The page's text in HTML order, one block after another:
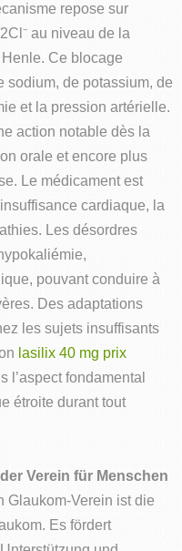
repose sur
au niveau de la
Ce blocage
sodium, de potassium, de
et la pression artérielle.
action notable dès la
orale et encore plus
Le médicament est
cardiaque, la
Les désordres
pouvant conduire à
Des adaptations
les sujets insuffisants
lasilix 40 mg prix
l’aspect fondamental
étroite durant tout
Verein für Menschen
Glaukom-Verein ist die
Es fördert